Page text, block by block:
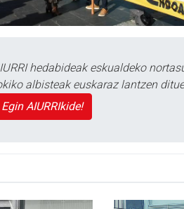
hedabideak eskualdeko
albisteak euskaraz lantzen
Egin AIURRIkide!